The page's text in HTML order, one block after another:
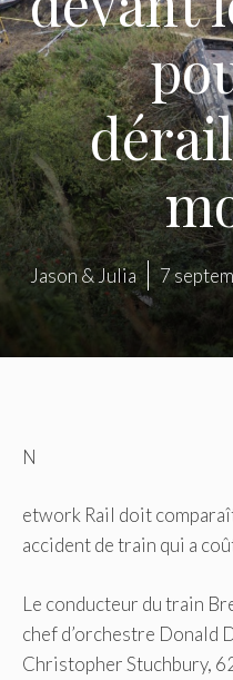
Jason & Julia 7
N
etwork Rail doit
accident de train qui a
Le conducteur du train
chef d’orchestre Donald
Christopher Stuchbury,